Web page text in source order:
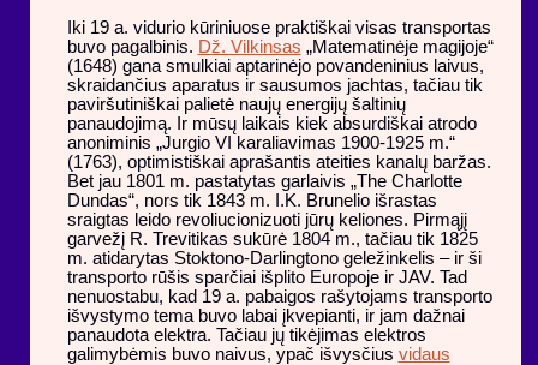
Iki 19 a. vidurio kūriniuose praktiškai visas transportas
buvo pagalbinis. Dž. Vilkinsas „Matematinėje magijoje“
(1648) gana smulkiai aptarinėjo povandeninius laivus,
skraidančius aparatus ir sausumos jachtas, tačiau tik
paviršutiniškai palietė naujų energijų šaltinių
panaudojimą. Ir mūsų laikais kiek absurdiškai atrodo
anoniminis „Jurgio VI karaliavimas 1900-1925 m.“
(1763), optimistiškai aprašantis ateities kanalų baržas.
Bet jau 1801 m. pastatytas garlaivis „The Charlotte
Dundas“, nors tik 1843 m. I.K. Brunelio išrastas
sraigtas leido revoliucionizuoti jūrų keliones. Pirmąjį
garvežį R. Trevitikas sukūrė 1804 m., tačiau tik 1825
m. atidarytas Stoktono-Darlingtono geležinkelis – ir ši
transporto rūšis sparčiai išplito Europoje ir JAV. Tad
nenuostabu, kad 19 a. pabaigos rašytojams transporto
išvystymo tema buvo labai įkvepianti, ir jam dažnai
panaudota elektra. Tačiau jų tikėjimas elektros
galimybėmis buvo naivus, ypač išvysčius vidaus